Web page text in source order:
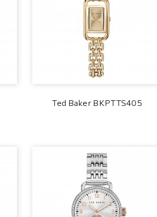
Ted Baker BKPTTS405